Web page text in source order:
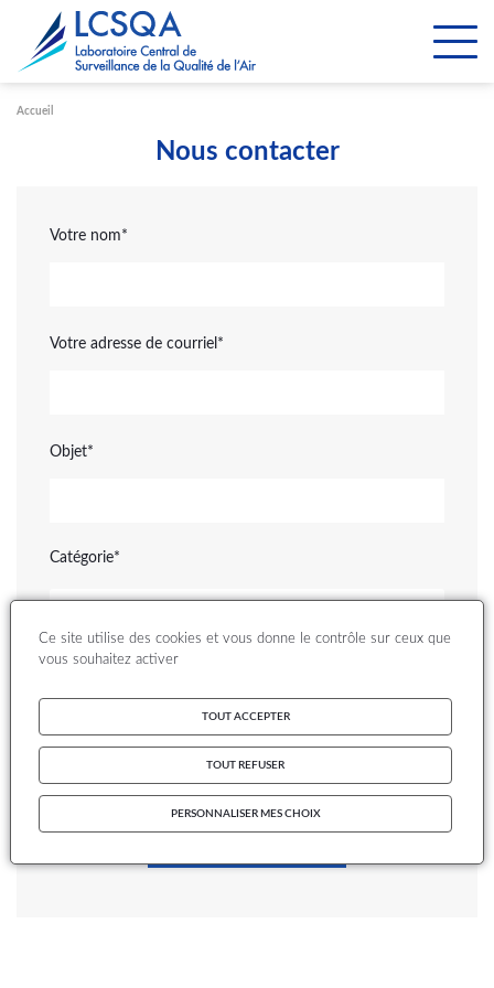
Accueil
Nous contacter
Votre nom
Votre adresse de courriel
Objet
Catégorie
Paramétrer les cookies
Ce site utilise des cookies et vous donne le contrôle sur ceux que
vous souhaitez activer
TOUT ACCEPTER
TOUT REFUSER
PERSONNALISER MES CHOIX